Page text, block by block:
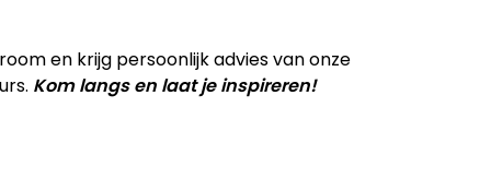
rug
en krijg persoonlijk advies van onze
Kom langs en laat je inspireren!